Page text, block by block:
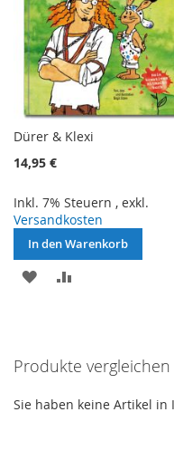
Dürer & Klexi
14,95 €
Inkl. 7% Steuern , exkl.
Versandkosten
In den Warenkorb
ZUR
Produkte vergleichen
Sie haben keine Artikel in